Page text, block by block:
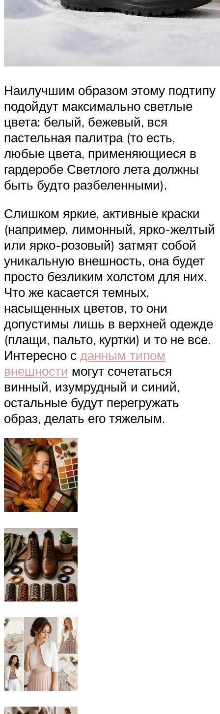
Наилучшим образом этому подтипу
подойдут максимально светлые
цвета: белый, бежевый, вся
пастельная палитра (то есть,
любые цвета, применяющиеся в
гардеробе Светлого лета должны
быть будто разбеленными).
Слишком яркие, активные краски
(например, лимонный, ярко-желтый
или ярко-розовый) затмят собой
уникальную внешность, она будет
просто безликим холстом для них.
Что же касается темных,
насыщенных цветов, то они
допустимы лишь в верхней одежде
(плащи, пальто, куртки) и то не все.
Интересно с данным типом
внешности могут сочетаться
винный, изумрудный и синий,
остальные будут перегружать
образ, делать его тяжелым.